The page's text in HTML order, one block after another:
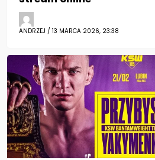
ANDRZEJ / 13 MARCA 2026, 23:38